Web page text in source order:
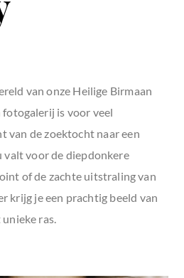
van onze Heilige Birmaan
fotogalerij is voor veel
van de zoektocht naar een
valt voor de diepdonkere
of de zachte uitstraling van
krijg je een prachtig beeld van
ras.